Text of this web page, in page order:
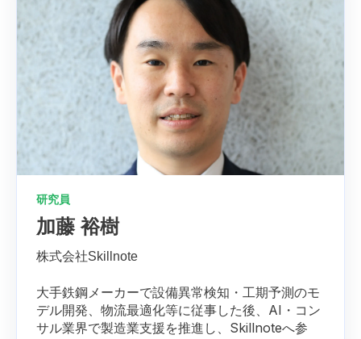
研究員
加藤 裕樹
株式会社Skillnote
大手鉄鋼メーカーで設備異常検知・工期予測のモ
デル開発、物流最適化等に従事した後、AI・コン
サル業界で製造業支援を推進し、Skillnoteへ参